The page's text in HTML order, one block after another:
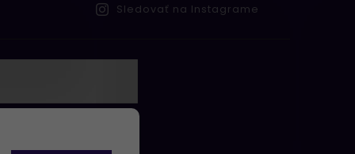
Sledovať na Instagrame